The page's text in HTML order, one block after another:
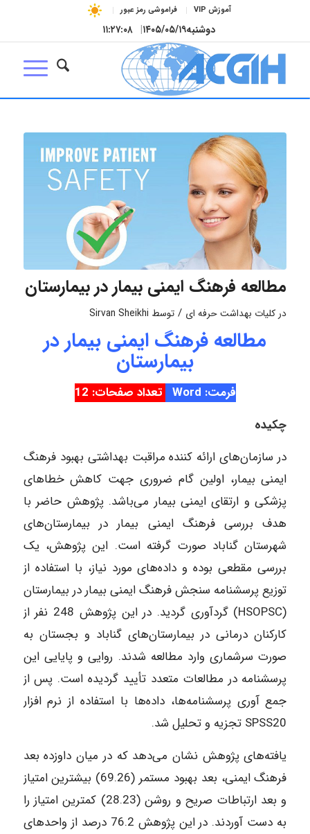
آموزش VIP فراموشی رمز عبور
دوشنبه۱۴۰۵/۰۵/۱۹| ۱۱:۲۷:۰۹
مطالعه فرهنگ ایمنی بیمار در بیمارستان‌
در کلیات بهداشت حرفه ای / توسط Sirvan Sheikhi
مطالعه فرهنگ ایمنی بیمار در
بیمارستان‌
فرمت: Word
تعداد صفحات: 12
چکیده
در سازمان‌های ارائه کننده مراقبت بهداشتی بهبود فرهنگ
ایمنی بیمار، اولین گام ضروری جهت کاهش خطاهای
پزشکی و ارتقای ایمنی بیمار می‌باشد. پژوهش حاضر با
هدف بررسی فرهنگ ایمنی بیمار در بیمارستان‌های
شهرستان گناباد صورت گرفته است. این پژوهش، یک
بررسی مقطعی بوده و داده‌های مورد نیاز، با استفاده از
توزیع پرسشنامه سنجش فرهنگ ایمنی بیمار در بیمارستان
(HSOPSC) گردآوری گردید. در این پژوهش 248 نفر از
کارکنان درمانی در بیمارستان‌های گناباد و بجستان به
صورت سرشماری وارد مطالعه شدند. روایی و پایایی این
پرسشنامه در مطالعات متعدد تأیید گردیده است. پس از
جمع آوری پرسشنامه‌ها، داده‌ها با استفاده از نرم افزار
SPSS20 تجزیه و تحلیل شد.
یافته‌های پژوهش نشان می‌دهد که در میان داوزده بعد
فرهنگ ایمنی، بعد بهبود مستمر (69.26) بیشترین امتیاز
و بعد ارتباطات صریح و روشن (28.23) کمترین امتیاز را
به دست آوردند. در این پژوهش 76.2 درصد از واحدهای